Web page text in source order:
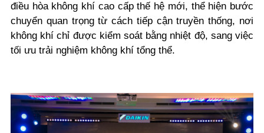
điều hòa không khí cao cấp thế hệ mới, thể hiện bước
chuyển quan trọng từ cách tiếp cận truyền thống, nơi
không khí chỉ được kiểm soát bằng nhiệt độ, sang việc
tối ưu trải nghiệm không khí tổng thể.